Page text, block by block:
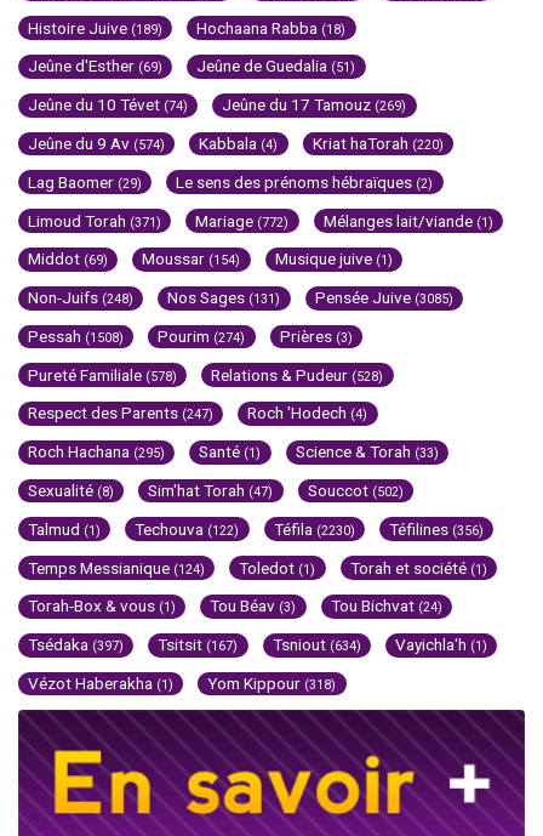
Histoire Juive (189) Hochaana Rabba (18)
Jeûne d'Esther (69) Jeûne de Guedalia (51)
Jeûne du 10 Tévet (74) Jeûne du 17 Tamouz (269)
Jeûne du 9 Av (574) Kabbala (4) Kriat haTorah (220)
Lag Baomer (29) Le sens des prénoms hébraïques (2)
Limoud Torah (371) Mariage (772) Mélanges lait/viande (1)
Middot (69) Moussar (154) Musique juive (1)
Non-Juifs (248) Nos Sages (131) Pensée Juive (3085)
Pessah (1508) Pourim (274) Prières (3)
Pureté Familiale (578) Relations & Pudeur (528)
Respect des Parents (247) Roch 'Hodech (4)
Roch Hachana (295) Santé (1) Science & Torah (33)
Sexualité (8) Sim'hat Torah (47) Souccot (502)
Talmud (1) Techouva (122) Téfila (2230) Téfilines (356)
Temps Messianique (124) Toledot (1) Torah et société (1)
Torah-Box & vous (1) Tou Béav (3) Tou Bichvat (24)
Tsédaka (397) Tsitsit (167) Tsniout (634) Vayichla'h (1)
Vézot Haberakha (1) Yom Kippour (318)